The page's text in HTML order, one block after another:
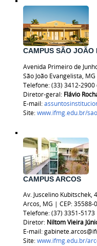
CAMPUS SÃO JOÃO
Avenida Primeiro de
São João Evangelista,
Telefone: (33) 3412-
Diretor-geral: Flávio
E-mail:
Site:www.ifmg.edu.br/
CAMPUS ARCOS
Av. Juscelino
Arcos, MG | CEP: 35588-
Telefone: (37) 3351-5173
Diretor: Niltom Vieira
E-mail:
Site:www.ifmg.edu.br/